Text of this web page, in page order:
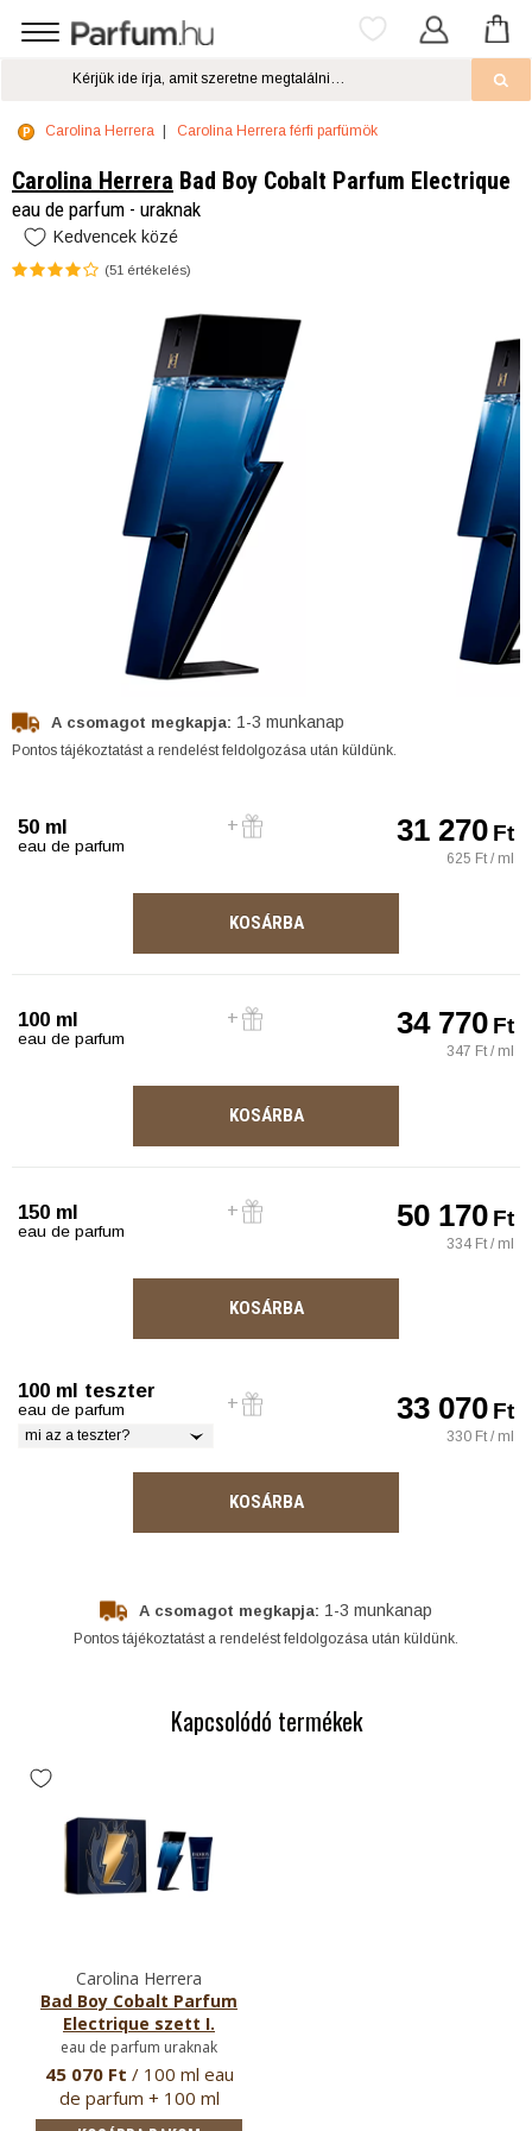
Carolina Herrera Carolina Herrera férfi parfümök
Carolina Herrera Bad Boy Cobalt Parfum Electrique
eau de parfum - uraknak
Kedvencek közé
(51 értékelés)
A csomagot megkapja: 1-3 munkanap
Pontos tájékoztatást a rendelést feldolgozása után küldünk.
50 ml
eau de parfum 31 270Ft
625 Ft / ml
KOSÁRBA
100 ml
eau de parfum 34 770Ft
347 Ft / ml
KOSÁRBA
150 ml
eau de parfum 50 170Ft
334 Ft / ml
KOSÁRBA
100 ml teszter
eau de parfum
mi az a teszter?
33 070Ft
330 Ft / ml
KOSÁRBA
A csomagot megkapja: 1-3 munkanap
Pontos tájékoztatást a rendelést feldolgozása után küldünk.
Kapcsolódó termékek
Carolina Herrera
Bad Boy Cobalt Parfum
Electrique szett I.
eau de parfum uraknak
45 070 Ft / 100 ml eau
de parfum + 100 ml
tusfürdő